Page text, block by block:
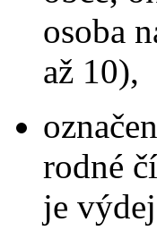
osoba
až 10),
rodné
je